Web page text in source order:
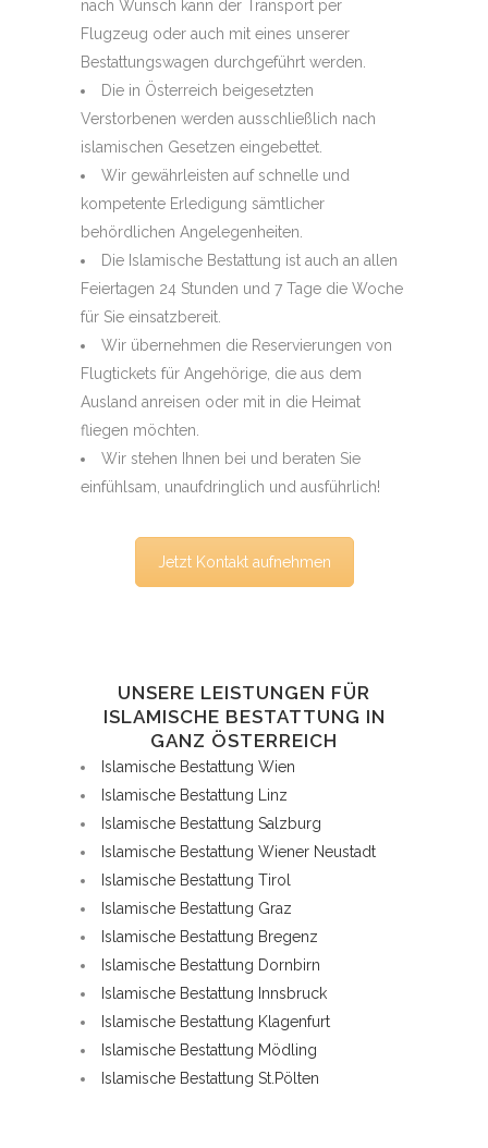
nach Wunsch kann der Transport per
Flugzeug oder auch mit eines unserer
Bestattungswagen durchgeführt werden.
Die in Österreich beigesetzten
Verstorbenen werden ausschließlich nach
islamischen Gesetzen eingebettet.
Wir gewährleisten auf schnelle und
kompetente Erledigung sämtlicher
behördlichen Angelegenheiten.
Die Islamische Bestattung ist auch an allen
Feiertagen 24 Stunden und 7 Tage die Woche
für Sie einsatzbereit.
Wir übernehmen die Reservierungen von
Flugtickets für Angehörige, die aus dem
Ausland anreisen oder mit in die Heimat
fliegen möchten.
Wir stehen Ihnen bei und beraten Sie
einfühlsam, unaufdringlich und ausführlich!
Jetzt Kontakt aufnehmen
UNSERE LEISTUNGEN FÜR
ISLAMISCHE BESTATTUNG IN
GANZ ÖSTERREICH
Islamische Bestattung Wien
Islamische Bestattung Linz
Islamische Bestattung Salzburg
Islamische Bestattung Wiener Neustadt
Islamische Bestattung Tirol
Islamische Bestattung Graz
Islamische Bestattung Bregenz
Islamische Bestattung Dornbirn
Islamische Bestattung Innsbruck
Islamische Bestattung Klagenfurt
Islamische Bestattung Mödling
Islamische Bestattung St.Pölten